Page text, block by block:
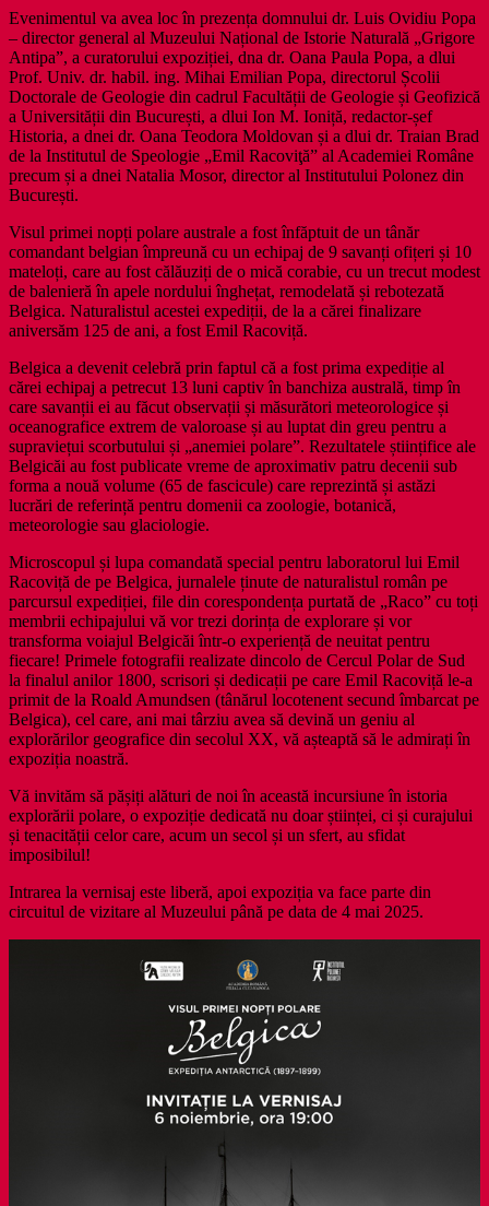
Evenimentul va avea loc în prezența domnului dr. Luis Ovidiu Popa
– director general al Muzeului Național de Istorie Naturală „Grigore
Antipa”, a curatorului expoziției, dna dr. Oana Paula Popa, a dlui
Prof. Univ. dr. habil. ing. Mihai Emilian Popa, directorul Școlii
Doctorale de Geologie din cadrul Facultății de Geologie și Geofizică
a Universității din București, a dlui Ion M. Ioniță, redactor-șef
Historia, a dnei dr. Oana Teodora Moldovan și a dlui dr. Traian Brad
de la Institutul de Speologie „Emil Racoviţă” al Academiei Române
precum și a dnei Natalia Mosor, director al Institutului Polonez din
București.
Visul primei nopți polare australe a fost înfăptuit de un tânăr
comandant belgian împreună cu un echipaj de 9 savanți ofițeri și 10
mateloți, care au fost călăuziți de o mică corabie, cu un trecut modest
de balenieră în apele nordului înghețat, remodelată și rebotezată
Belgica. Naturalistul acestei expediții, de la a cărei finalizare
aniversăm 125 de ani, a fost Emil Racoviță.
Belgica a devenit celebră prin faptul că a fost prima expediție al
cărei echipaj a petrecut 13 luni captiv în banchiza australă, timp în
care savanții ei au făcut observații și măsurători meteorologice și
oceanografice extrem de valoroase și au luptat din greu pentru a
supraviețui scorbutului și „anemiei polare”. Rezultatele științifice ale
Belgicăi au fost publicate vreme de aproximativ patru decenii sub
forma a nouă volume (65 de fascicule) care reprezintă și astăzi
lucrări de referință pentru domenii ca zoologie, botanică,
meteorologie sau glaciologie.
Microscopul și lupa comandată special pentru laboratorul lui Emil
Racoviță de pe Belgica, jurnalele ținute de naturalistul român pe
parcursul expediției, file din corespondența purtată de „Raco” cu toți
membrii echipajului vă vor trezi dorința de explorare și vor
transforma voiajul Belgicăi într-o experiență de neuitat pentru
fiecare! Primele fotografii realizate dincolo de Cercul Polar de Sud
la finalul anilor 1800, scrisori și dedicații pe care Emil Racoviță le-a
primit de la Roald Amundsen (tânărul locotenent secund îmbarcat pe
Belgica), cel care, ani mai târziu avea să devină un geniu al
explorărilor geografice din secolul XX, vă așteaptă să le admirați în
expoziția noastră.
Vă invităm să pășiți alături de noi în această incursiune în istoria
explorării polare, o expoziție dedicată nu doar științei, ci și curajului
și tenacității celor care, acum un secol și un sfert, au sfidat
imposibilul!
Intrarea la vernisaj este liberă, apoi expoziția va face parte din
circuitul de vizitare al Muzeului până pe data de 4 mai 2025.